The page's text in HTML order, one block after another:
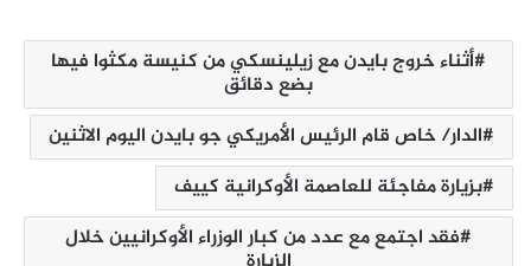
أثناء خروج بايدن مع زيلينسكي من كنيسة مكثوا فيها
بضع دقائق
الدار/ خاص قام الرئيس الأمريكي جو بايدن اليوم الاثنين
بزيارة مفاجئة للعاصمة الأوكرانية كييف
فقد اجتمع مع عدد من كبار الوزراء الأوكرانيين خلال